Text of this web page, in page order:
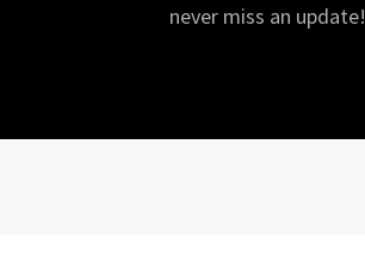
never miss an update!